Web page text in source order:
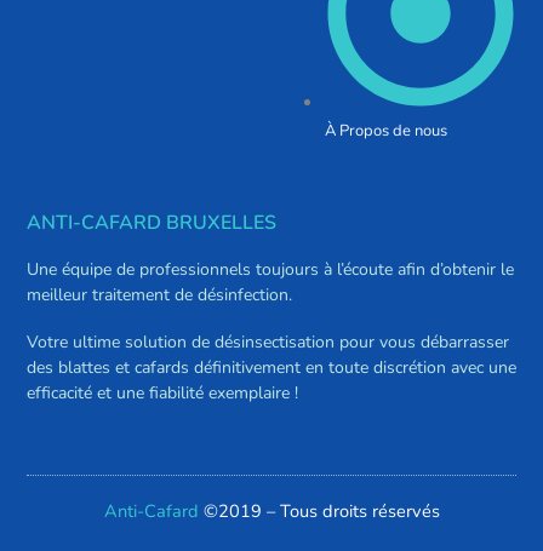
À Propos de nous
ANTI-CAFARD BRUXELLES
Une équipe de professionnels toujours à l’écoute afin d’obtenir le
meilleur traitement de désinfection.
Votre ultime solution de désinsectisation pour vous débarrasser
des blattes et cafards définitivement en toute discrétion avec une
efficacité et une fiabilité exemplaire !
Anti-Cafard ©2019 – Tous droits réservés